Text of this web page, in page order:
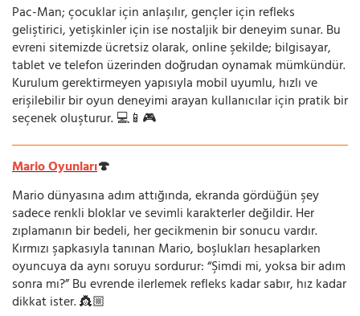
Pac-Man; çocuklar için anlaşılır, gençler için refleks
geliştirici, yetişkinler için ise nostaljik bir deneyim sunar. Bu
evreni sitemizde ücretsiz olarak, online şekilde; bilgisayar,
tablet ve telefon üzerinden doğrudan oynamak mümkündür.
Kurulum gerektirmeyen yapısıyla mobil uyumlu, hızlı ve
erişilebilir bir oyun deneyimi arayan kullanıcılar için pratik bir
seçenek oluşturur. 💻📱🎮
Mario Oyunları🍄
Mario dünyasına adım attığında, ekranda gördüğün şey
sadece renkli bloklar ve sevimli karakterler değildir. Her
zıplamanın bir bedeli, her gecikmenin bir sonucu vardır.
Kırmızı şapkasıyla tanınan Mario, boşlukları hesaplarken
oyuncuya da aynı soruyu sordurur: “Şimdi mi, yoksa bir adım
sonra mı?” Bu evrende ilerlemek refleks kadar sabır, hız kadar
dikkat ister. 👸🏼